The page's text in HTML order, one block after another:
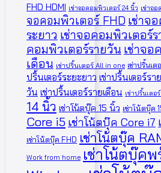
FHD HDMI เช่าจอคอมพิวเตอร์ 24 นิ้ว เช่าจ
จอคอมพิวเตอร์ FHD เช่าจ
ระยาว เช่าจอคอมพิวเตอร์
คอมพิวเตอร์รายวัน เช่าจอ
เดือน เช่าปริ้นเตอร์ All in one เช่าปริ้นเ
ปริ้นเตอร์ระยะยาว เช่าปริ้นเตอร์รา
วัน เช่าปริ้นเตอร์รายเดือน เช่าปริ้นเตอร์
14 นิ้ว เช่าโน้ตบุ๊ค 15 นิ้ว เช่าโน้ตบุ๊ค
Core i5 เช่าโน้ตบุ๊ค Core i7
เช่าโน้ตบุ๊ค FHD เช่าโน้ตบุ๊ค
Work from home เช่าโน้ตบุ๊คพ